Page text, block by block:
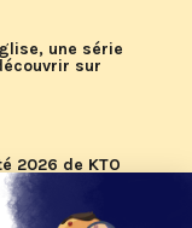
une série
sur
2026 de KTO